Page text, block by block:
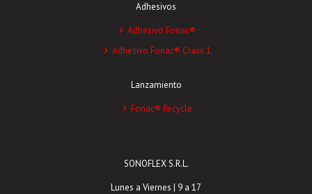
Adhesivos
Adhesivo Fonac®
Adhesivo Fonac® Class 1
Lanzamiento
Fonac® Recycle
SONOFLEX S.R.L.
Lunes a Viernes | 9 a 17